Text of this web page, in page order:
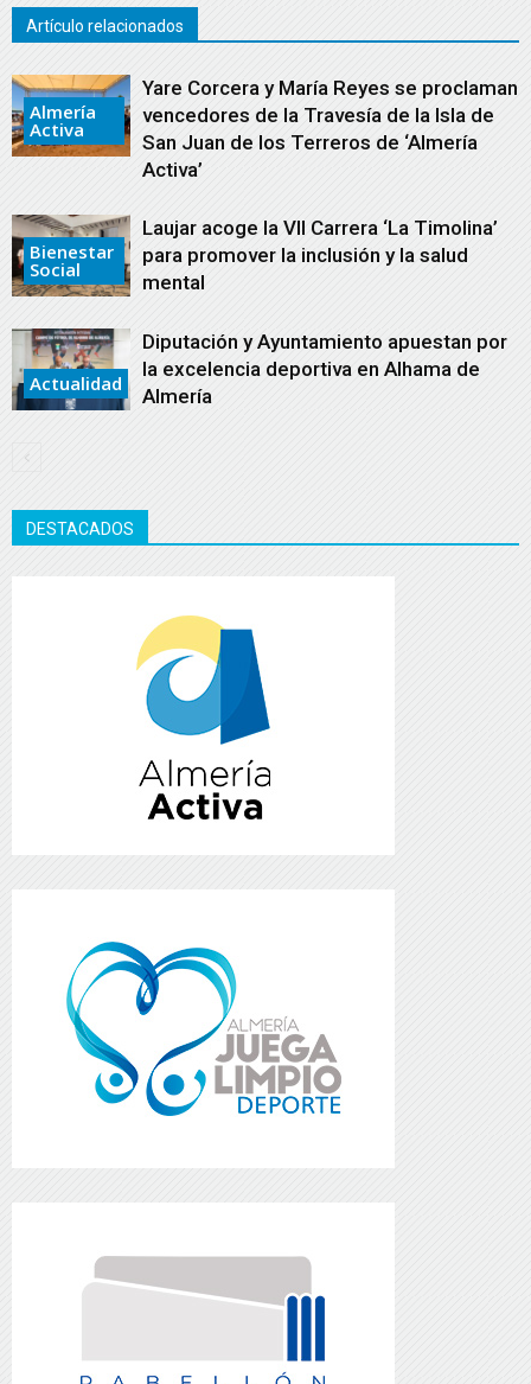
Artículo relacionados
Almería
Activa
Yare Corcera y María Reyes se proclaman
vencedores de la Travesía de la Isla de
San Juan de los Terreros de ‘Almería
Activa’
Bienestar
Social
Laujar acoge la VII Carrera ‘La Timolina’
para promover la inclusión y la salud
mental
Actualidad
Diputación y Ayuntamiento apuestan por
la excelencia deportiva en Alhama de
Almería
DESTACADOS